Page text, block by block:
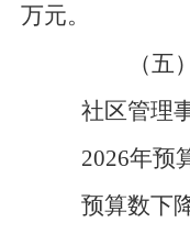
万元。
（五）
社区管理
2026年预
预算数下